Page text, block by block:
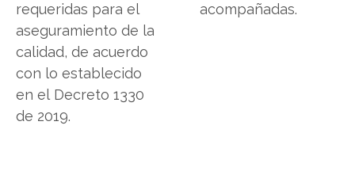
requeridas para el
aseguramiento de la
calidad, de acuerdo
con lo establecido
en el Decreto 1330
de 2019.
acompañadas.